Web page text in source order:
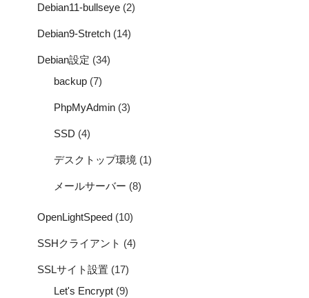
Debian11-bullseye (2)
Debian9-Stretch (14)
Debian設定 (34)
backup (7)
PhpMyAdmin (3)
SSD (4)
デスクトップ環境 (1)
メールサーバー (8)
OpenLightSpeed (10)
SSHクライアント (4)
SSLサイト設置 (17)
Let's Encrypt (9)